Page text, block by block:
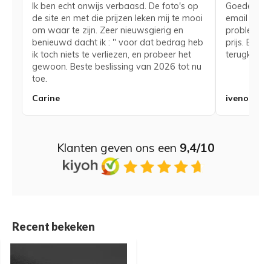
Ik ben echt onwijs verbaasd. De foto's op
de site en met die prijzen leken mij te mooi
om waar te zijn. Zeer nieuwsgierig en
benieuwd dacht ik : " voor dat bedrag heb
ik toch niets te verliezen, en probeer het
gewoon. Beste beslissing van 2026 tot nu
toe.
Carine
Goede
email voor
probleem
prijs. Bij
iveno
Klanten geven ons een 9,4/10
Recent bekeken